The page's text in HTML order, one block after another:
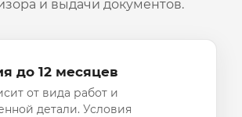
и выдачи документов.
до 12 месяцев
от вида работ и
детали. Условия